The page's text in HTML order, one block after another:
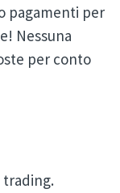
pagamenti per
Nessuna
per conto
trading.